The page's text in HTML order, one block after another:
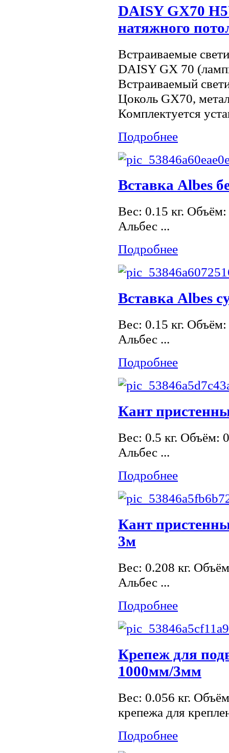
DAISY GX70
натяжного
Встраиваемые
DAISY GX 70
Встраиваемый
Цоколь GX70,
Комплектуется
Подробнее
Вставка Albes
Вес: 0.15 кг.
Альбес ...
Подробнее
Вставка Albes
Вес: 0.15 кг.
Альбес ...
Подробнее
Кант
Вес: 0.5 кг. Объём:
Альбес ...
Подробнее
Кант
3м
Вес: 0.208 кг.
Альбес ...
Подробнее
Крепеж для
1000мм/3мм
Вес: 0.056 кг.
крепежа для
Подробнее